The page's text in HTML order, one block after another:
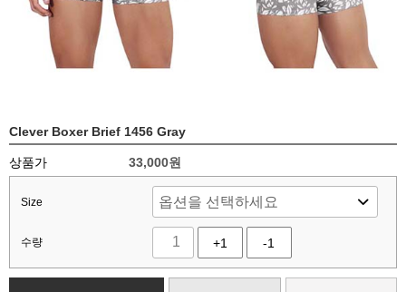
Clever Boxer Brief 1456 Gray
상품가 33,000원
Size
수량 +1 -1